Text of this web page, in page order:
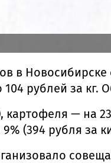
в
рублей за кг.
— на
(394 рубля за